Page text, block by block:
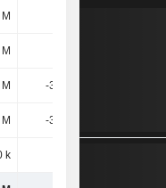
-35,3 M
-35,3 M
k